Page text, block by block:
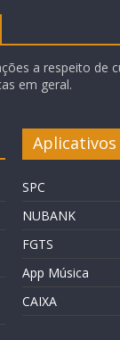
a respeito de
em geral.
Aplicativos
SPC
NUBANK
FGTS
App Música
CAIXA